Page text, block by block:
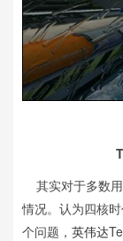
其实对于多数
情况。认为四核
个问题， 英伟达